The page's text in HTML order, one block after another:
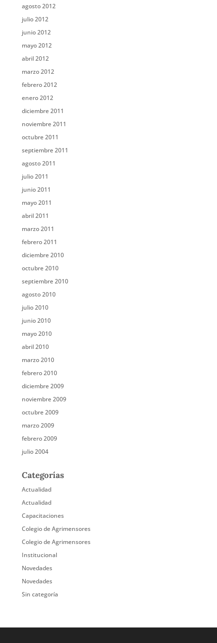
agosto 2012
julio 2012
junio 2012
mayo 2012
abril 2012
marzo 2012
febrero 2012
enero 2012
diciembre 2011
noviembre 2011
octubre 2011
septiembre 2011
agosto 2011
julio 2011
junio 2011
mayo 2011
abril 2011
marzo 2011
febrero 2011
diciembre 2010
octubre 2010
septiembre 2010
agosto 2010
julio 2010
junio 2010
mayo 2010
abril 2010
marzo 2010
febrero 2010
diciembre 2009
noviembre 2009
octubre 2009
marzo 2009
febrero 2009
julio 2004
Categorías
Actualidad
Actualidad
Capacitaciones
Colegio de Agrimensores
Colegio de Agrimensores
Institucional
Novedades
Novedades
Sin categoría